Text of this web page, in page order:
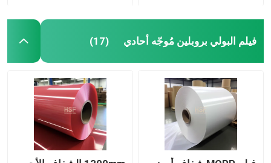
فيلم البولي بروبلين مُوجّه أحادي (17)